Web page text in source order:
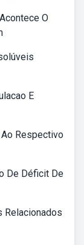
O
E
Respectivo
De Déficit De
Relacionados